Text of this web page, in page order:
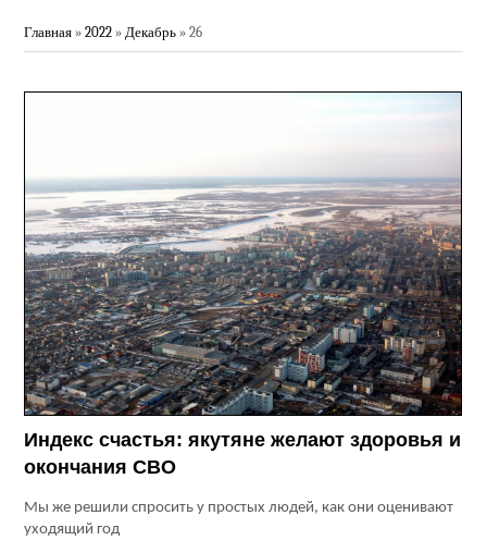
Главная »2022 » Декабрь » 26
Индекс счастья: якутяне желают здоровья и
окончания СВО
Мы же решили спросить у простых людей, как они оценивают
уходящий год